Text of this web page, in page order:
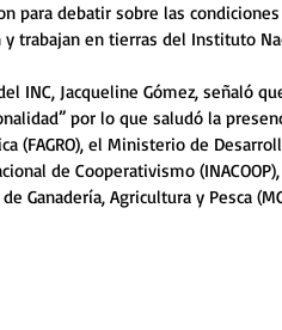
para debatir sobre las
trabajan en tierras del Instituto
INC, Jacqueline Gómez, señaló
por lo que saludó la
(FAGRO), el Ministerio de
de Cooperativismo
Agricultura y Pesca